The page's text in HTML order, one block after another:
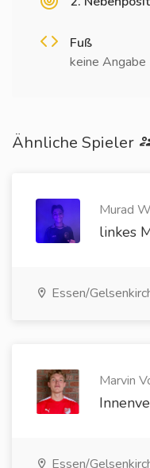
Fuß
keine Angabe
Ähnliche Spieler
Murad
linkes
Essen/
Marvin
Essen/